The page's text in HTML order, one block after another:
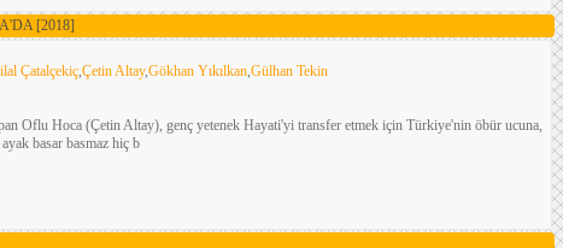
[2018]
Çatalçekiç,Çetin Altay,Gökhan Yıkılkan,Gülhan Tekin
Oflu Hoca (Çetin Altay), genç yetenek Hayati'yi transfer etmek için Türkiye'nin öbür ucuna,
basar basmaz hiç b